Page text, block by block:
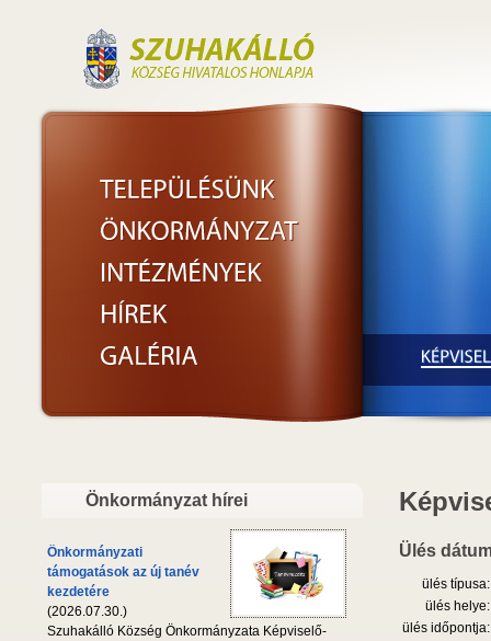
Önkormányzat hírei
Önkormányzati
támogatások az új tanév
kezdetére
(2026.07.30.)
Szuhakálló Község Önkormányzata Képviselő-
Ülés
ülés típusa:
ülés helye:
ülés időpontja: